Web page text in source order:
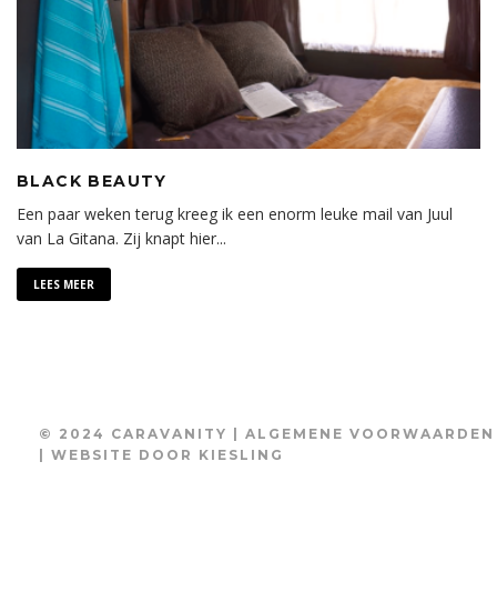
BLACK BEAUTY
Een paar weken terug kreeg ik een enorm leuke mail van Juul
van La Gitana. Zij knapt hier...
LEES MEER
© 2024 CARAVANITY | ALGEMENE VOORWAARDEN
| WEBSITE DOOR KIESLING